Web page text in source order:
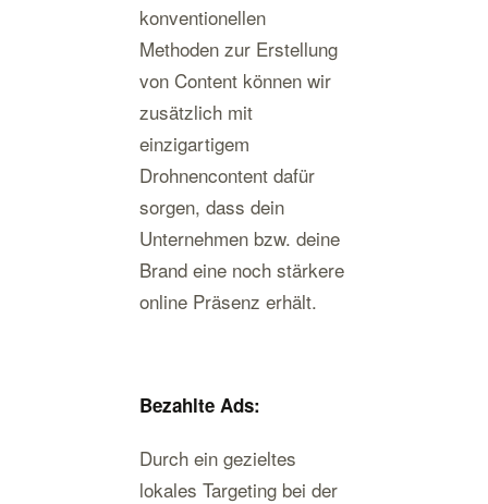
konventionellen
Methoden zur Erstellung
von Content können wir
zusätzlich mit
einzigartigem
Drohnencontent dafür
sorgen, dass dein
Unternehmen bzw. deine
Brand eine noch stärkere
online Präsenz erhält.
Bezahlte Ads:
Durch ein gezieltes
lokales Targeting bei der